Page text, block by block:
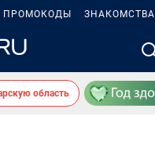
ПРОМОКОДЫ ЗНАКОМСТВА
область